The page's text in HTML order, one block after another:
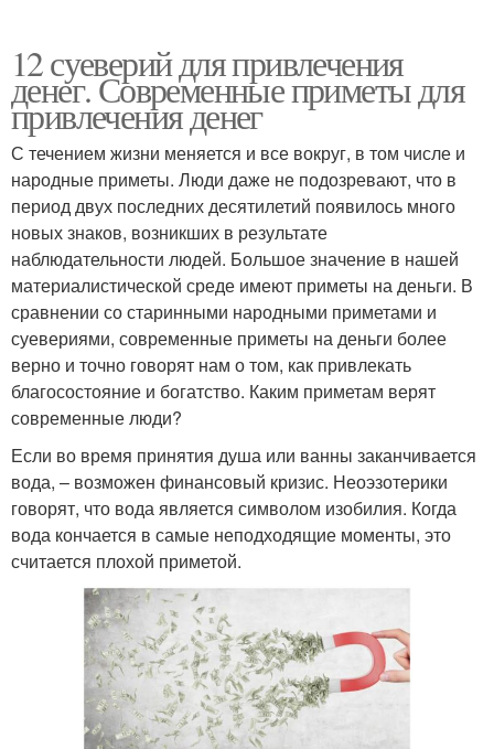
12 суеверий для привлечения
денег. Современные приметы для
привлечения денег
С течением жизни меняется и все вокруг, в том числе и
народные приметы. Люди даже не подозревают, что в
период двух последних десятилетий появилось много
новых знаков, возникших в результате
наблюдательности людей. Большое значение в нашей
материалистической среде имеют приметы на деньги. В
сравнении со старинными народными приметами и
суевериями, современные приметы на деньги более
верно и точно говорят нам о том, как привлекать
благосостояние и богатство. Каким приметам верят
современные люди?
Если во время принятия душа или ванны заканчивается
вода, – возможен финансовый кризис. Неоэзотерики
говорят, что вода является символом изобилия. Когда
вода кончается в самые неподходящие моменты, это
считается плохой приметой.